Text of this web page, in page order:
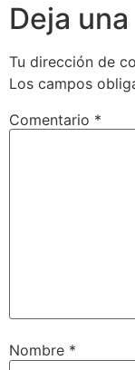
Deja
Tu dirección de
Los campos
Comentario *
Nombre *